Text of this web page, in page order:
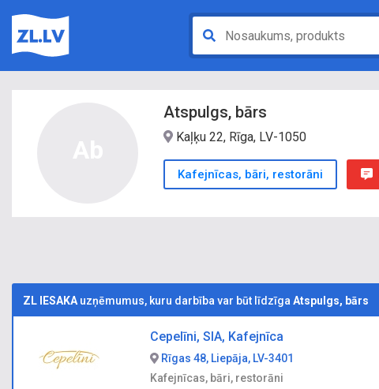
Atspulgs, bārs
Kaļķu 22, Rīga, LV-1050
Kafejnīcas, bāri, restorāni
ZL IESAKA uzņēmumus, kuru darbība var būt līdzīga Atspulgs, bārs
Cepelīni, SIA, Kafejnīca
Rīgas 48, Liepāja, LV-3401
Kafejnīcas, bāri, restorāni